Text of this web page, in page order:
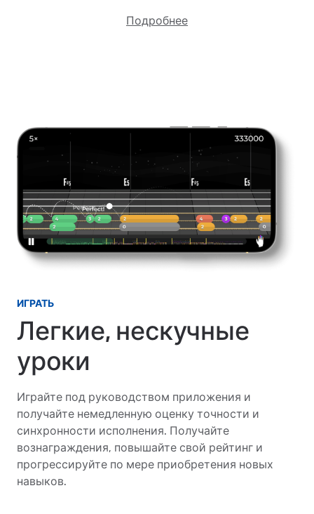
Подробнее
ИГРАТЬ
Легкие, нескучные
уроки
Играйте под руководством приложения и
получайте немедленную оценку точности и
синхронности исполнения. Получайте
вознаграждения, повышайте свой рейтинг и
прогрессируйте по мере приобретения новых
навыков.